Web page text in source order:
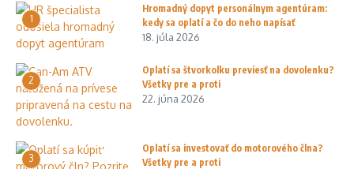
1
Hromadný dopyt personálnym agentúram:
kedy sa oplatí a čo do neho napísať
18. júla 2026
2
Oplatí sa štvorkolku previesť na dovolenku?
Všetky pre a proti
22. júna 2026
3
Oplatí sa investovať do motorového člna?
Všetky pre a proti